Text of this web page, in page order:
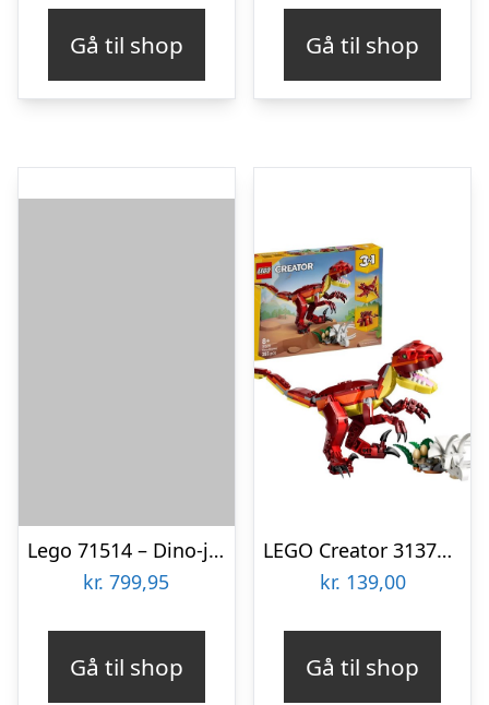
Gå til shop Gå til shop
Lego 71514 – Dino-jet – Dreamzzz
kr. 799,95
Gå til shop
LEGO Creator 31379 Farlig dinosaur
kr. 139,00
Gå til shop